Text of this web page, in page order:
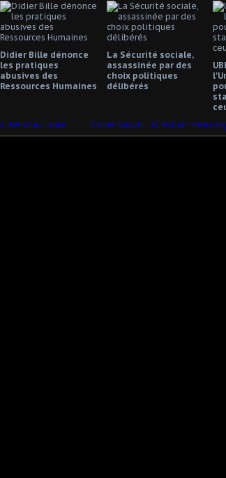
Didier Bille dénonce
les pratiques
abusives des
Ressources Humaines
La Sécurité sociale,
assassinée par des
choix politiques
délibérés
Aéronautique Didier Raoult : «C'est un